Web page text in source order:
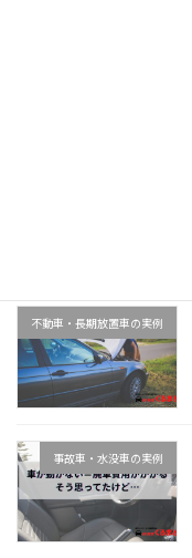
不動車・長期放置車の実例
事故車・水没車の実例